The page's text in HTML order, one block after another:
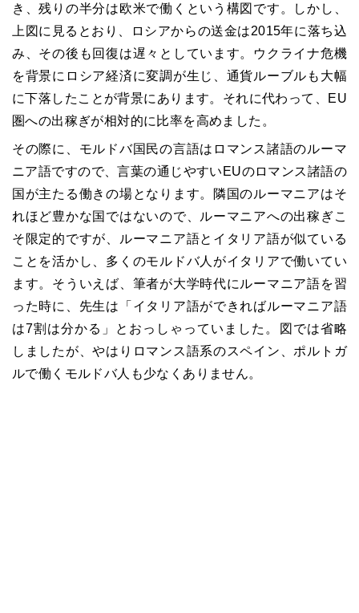
き、残りの半分は欧米で働くという構図です。しかし、
上図に見るとおり、ロシアからの送金は2015年に落ち込
み、その後も回復は遅々としています。ウクライナ危機
を背景にロシア経済に変調が生じ、通貨ルーブルも大幅
に下落したことが背景にあります。それに代わって、
EU
圏への出稼ぎが相対的に比率を高めました。
その際に、モルドバ国民の言語はロマンス諸語のルーマ
ニア語ですので、言葉の通じやすい EUのロマンス諸語の
国が主たる働きの場となります。隣国のルーマニアはそ
れほど豊かな国ではないので、ルーマニアへの出稼ぎこ
そ限定的ですが、ルーマニア語とイタリア語が似ている
ことを活かし、多くのモルドバ人がイタリアで働いてい
ます。そういえば、筆者が大学時代にルーマニア語を習
った時に、先生は「イタリア語ができればルーマニア語
は7割は分かる」とおっしゃっていました。図では省略
しましたが、やはりロマンス語系のスペイン、ポルトガ
ルで働くモルドバ人も少なくありません。